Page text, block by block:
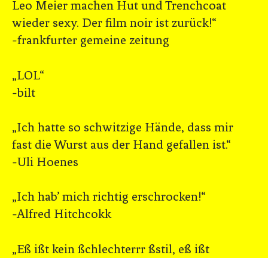
Leo Meier machen Hut und Trenchcoat
wieder sexy. Der film noir ist zurück!“
-frankfurter gemeine zeitung
„LOL“
-bilt
„Ich hatte so schwitzige Hände, dass mir
fast die Wurst aus der Hand gefallen ist.“
-Uli Hoenes
„Ich hab’ mich richtig erschrocken!“
-Alfred Hitchcokk
„Eß ißt kein ßchlechterrr ßstil, eß ißt